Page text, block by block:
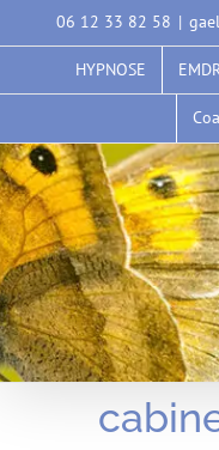
Passer
au
06 12 33 82 58 |
HYPNOSE